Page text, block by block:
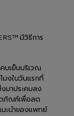
มีวิธีการ
บเย็นบริเวณ
มงในวันแรกที่
งมาประคบลง
ตภัณฑ์เพื่อลด
นะนำของแพทย์